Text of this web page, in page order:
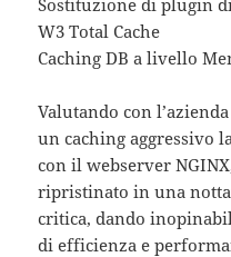
W3 Total Cache
Caching DB a livello
Valutando con
un caching aggressivo
con il webserver
ripristinato in una
critica, dando
di efficienza e